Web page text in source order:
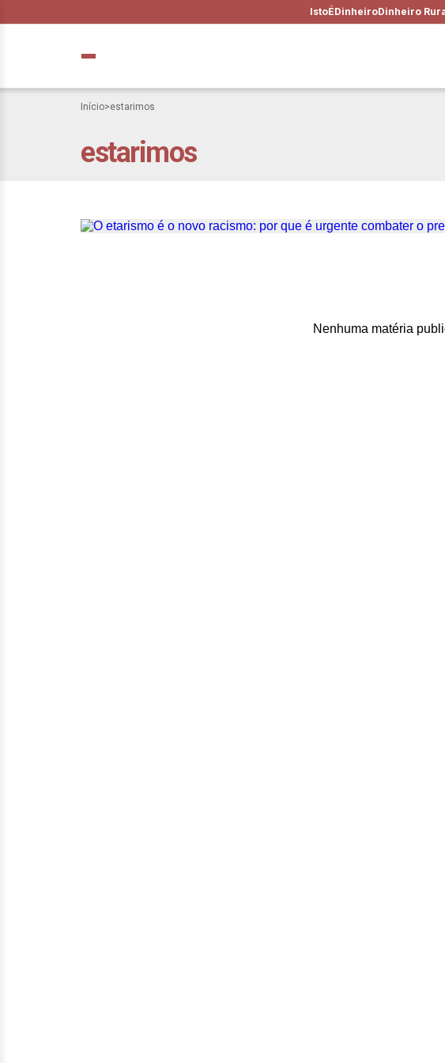
IstoÉDinheiroDinheiro
Início>estarimos
estarimos
O etarismo é o novo
Nenhuma matéria